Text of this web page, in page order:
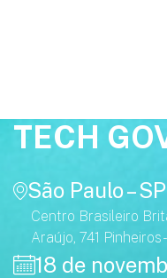
TECH
São Paulo – SP
Centro Brasileiro
Araújo, 741 Pinheiros
18 de